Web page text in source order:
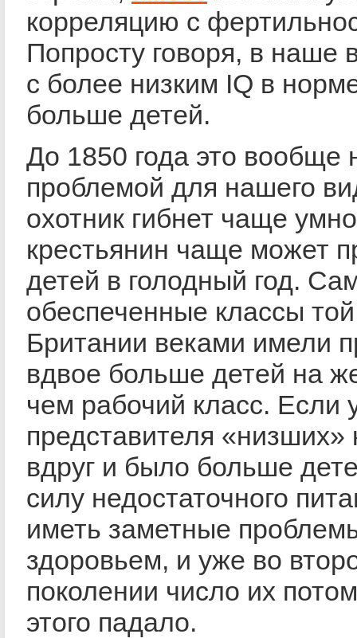
корреляцию с
Попросту говоря, в наше
с более низким IQ в
больше детей.
До 1850 года это вообще
проблемой для нашего
охотник гибнет чаще
крестьянин чаще может
детей в голодный год.
обеспеченные классы
Британии веками имели
вдвое больше детей на
чем рабочий класс. Если
представителя «низших»
вдруг и было больше
силу недостаточного
иметь заметные
здоровьем, и уже во
поколении число их
этого падало.